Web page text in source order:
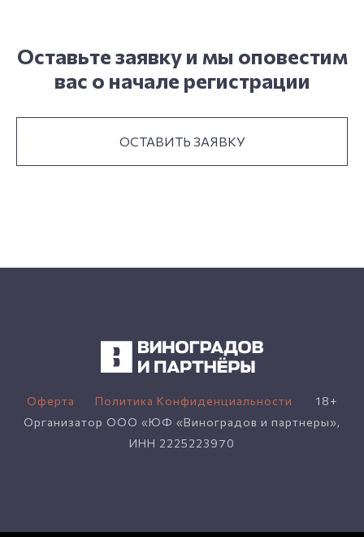
Оставьте заявку и мы оповестим
вас о начале регистрации
ОСТАВИТЬ ЗАЯВКУ
Оферта Политика Конфиденциальности
18+
Организатор ООО «ЮФ «Виноградов и партнеры»,
ИНН 2225223970